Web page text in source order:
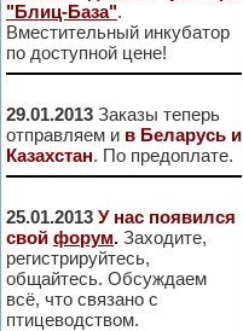
"Блиц-База".
Вместительный инкубатор
по доступной цене!
29.01.2013 Заказы теперь
отправляем и в Беларусь и
Казахстан. По предоплате.
25.01.2013 У нас появился
свой форум. Заходите,
регистрируйтесь,
общайтесь. Обсуждаем
всё, что связано с
птицеводством.